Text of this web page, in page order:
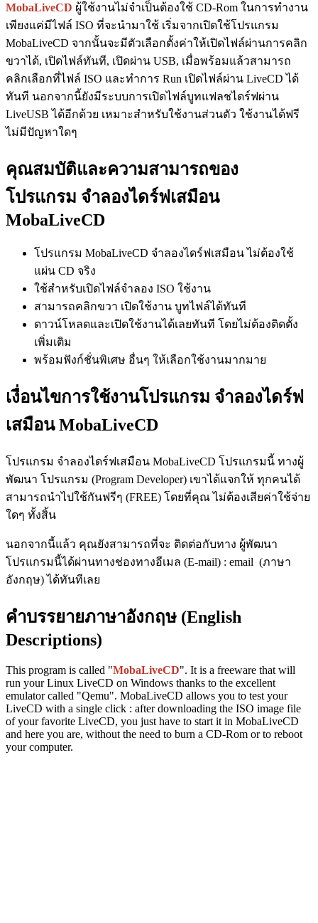
MobaLiveCD ผู้ใช้งานไม่จำเป็นต้องใช้ CD-Rom ในการทำงาน
เพียงแค่มีไฟล์ ISO ที่จะนำมาใช้ เริ่มจากเปิดใช้โปรแกรม
MobaLiveCD จากนั้นจะมีตัวเลือกตั้งค่าให้เปิดไฟล์ผ่านการคลิก
ขวาได้, เปิดไฟล์ทันที, เปิดผ่าน USB, เมื่อพร้อมแล้วสามารถ
คลิกเลือกที่ไฟล์ ISO และทำการ Run เปิดไฟล์ผ่าน LiveCD ได้
ทันที นอกจากนี้ยังมีระบบการเปิดไฟล์บูทแฟลชไดร์ฟผ่าน
LiveUSB ได้อีกด้วย เหมาะสำหรับใช้งานส่วนตัว ใช้งานได้ฟรี
ไม่มีปัญหาใดๆ
คุณสมบัติและความสามารถของ
โปรแกรม จำลองไดร์ฟเสมือน
MobaLiveCD
โปรแกรม MobaLiveCD จำลองไดร์ฟเสมือน ไม่ต้องใช้
แผ่น CD จริง
ใช้สำหรับเปิดไฟล์จำลอง ISO ใช้งาน
สามารถคลิกขวา เปิดใช้งาน บูทไฟล์ได้ทันที
ดาวน์โหลดและเปิดใช้งานได้เลยทันที โดยไม่ต้องติดตั้ง
เพิ่มเติม
พร้อมฟังก์ชั่นพิเศษ อื่นๆ ให้เลือกใช้งานมากมาย
เงื่อนไขการใช้งานโปรแกรม จำลองไดร์ฟ
เสมือน MobaLiveCD
โปรแกรม จำลองไดร์ฟเสมือน MobaLiveCD โปรแกรมนี้ ทางผู้
พัฒนา โปรแกรม (Program Developer) เขาได้แจกให้ ทุกคนได้
สามารถนำไปใช้กันฟรีๆ (FREE) โดยที่คุณ ไม่ต้องเสียค่าใช้จ่าย
ใดๆ ทั้งสิ้น
นอกจากนี้แล้ว คุณยังสามารถที่จะ ติดต่อกับทาง ผู้พัฒนา
โปรแกรมนี้ได้ผ่านทางช่องทางอีเมล (E-mail) : email (ภาษา
อังกฤษ) ได้ทันทีเลย
คำบรรยายภาษาอังกฤษ (English
Descriptions)
This program is called "MobaLiveCD". It is a freeware that will
run your Linux LiveCD on Windows thanks to the excellent
emulator called "Qemu". MobaLiveCD allows you to test your
LiveCD with a single click : after downloading the ISO image file
of your favorite LiveCD, you just have to start it in MobaLiveCD
and here you are, without the need to burn a CD-Rom or to reboot
your computer.